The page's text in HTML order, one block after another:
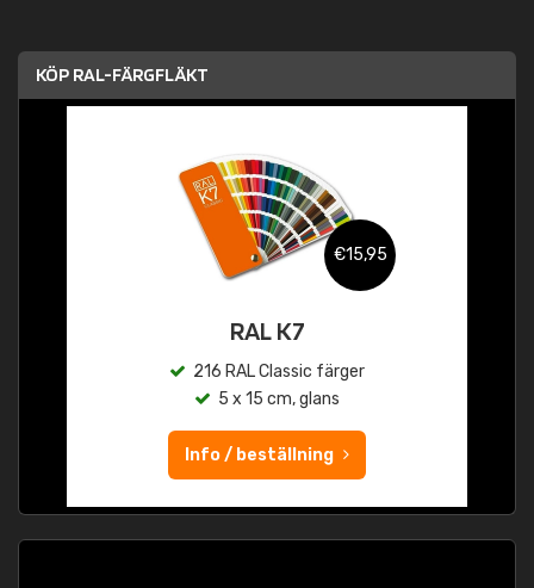
KÖP RAL-FÄRGFLÄKT
€15,95
RAL K7
216 RAL Classic färger
5 x 15 cm, glans
Info / beställning